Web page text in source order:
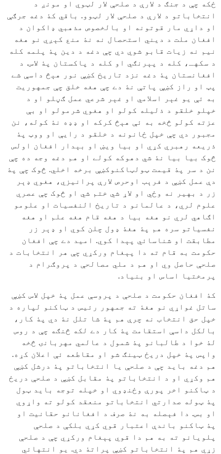
ځکه چې د جنګ د لارې د صلحې لار لټوي او مونږ د
انتخاباتو د لارې د صلحې لار لټوو. باقي کۀ دغه جرګې
او داړي مار قوتونه او بالخصوص مذهبي ډاکوان د
افغان ملت د ديني استحصال نه نۀ منع کېږي نو هغه
نيم نه زيات قابو شوي دي چې دغه د دين پۀ پلمه کله
د سکهـ، کله د پېرنګي او کله د پاکستان پۀ لاس. د
افغانستان پۀ دغه نزد تاريخ کښې نور هېڅ داسې شے
پټ او راز کښې پاتې نۀ دے چې هغه خلق چې جمهوريت
به ئې يو غېر اسلامي او غېر شرعي عمل ګڼلو او د
خپلو خلقو د ذليله کولو او هغوي شرمولو او بې
عزته کولو څخه به ئې هېڅ کرکه او ډډه نۀ کوله، نن
مجبور دي چې خپل ځانونه د خلقو د رايې او ووټ پۀ
ذريعه رهبري کړي او بيا ويښ او بېدار افغان اولس
څوک بيا بيا نۀ شي دهوکه کولے او هم دغه وجه ده چې
نن د سر پۀ قيمت ټولټاکنوکښې برخه اخلي. څوک چې پۀ
دې عمل کښې د فرېب اوحرص لارې پرانيزي، هغوي ډېر
زر د بهير نه وځي او لاړ شي ختم شي او څوک چې عصري
علوم لري، د عالمانو د تاريخ النفسيات او علومو
اګاهي لري نو هغه بيا د هغه قام هغه علم او هغه
نفسياتو سره هم پۀ هغۀ ډول چلن کوي او ډېر زر
مطابقت او شناسائي پېدا کوي. اميد دے چې افغان
حکومت به قام ته دا پېغام ورکړي چې هر انتخابات د
صلحې حاصل وي او هم د ملي مصالحې د پروګرام د
پرمختيا اساس او بنياد.
کۀ افغان حکومت د صلحې د پروسې عمل پۀ خپل لاس کښې
ساتل غواړي نو هغۀ ته جمهور رئيس د ټاکنو لپاره د
خپل حق انتخاب نه چرې هم پۀ شا تلل نۀ دي پۀ کار،
بالکل داسې استقامت پۀ کار دے لکه څنګه چې د روس
لۀ خوا د طالبانو پۀ شمول د عالمي مهربانۍ څخه
واپس پۀ خپل دريځ ټينګ شو او مقاطعه ئې اعلان کړه.
هم دغه بايد چې د صلحې يا انتخاباتو پۀ درشل کښې
هم وکړي او د انتخاباتو پۀ مقابل کښې د صلحې دريځ
د ټاکنو اخر پورې وځنډوي او خپله توجه بايد ټول
پۀ ټوله صدارتي انتخاباتو منعقد کولو ته واړوي
او بس. دا فېصله به نۀ صرف د افغانانو حقانيت او
پۀ ټاکنو باندې اعتبار قوي کړي بلکې د صلحې
پلويانو ته به هم دا قوي پېغام ورکړي چې د صلحې
زړي هم پۀ انتخاباتو کښې پراتۀ دي. يو انتهائي